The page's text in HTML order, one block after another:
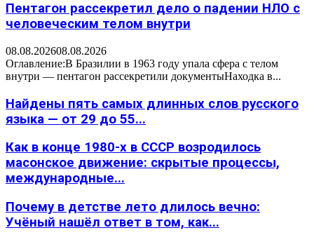
Пентагон рассекретил дело о падении НЛО с
человеческим телом внутри
08.08.202608.08.2026
Оглавление:В Бразилии в 1963 году упала сфера с телом
внутри — пентагон рассекретили документыНаходка в...
Найдены пять самых длинных слов русского
языка — от 29 до 55...
Как в конце 1980-х в СССР возродилось
масонское движение: скрытые процессы,
международные...
Почему в детстве лето длилось вечно:
Учёный нашёл ответ в том, как...